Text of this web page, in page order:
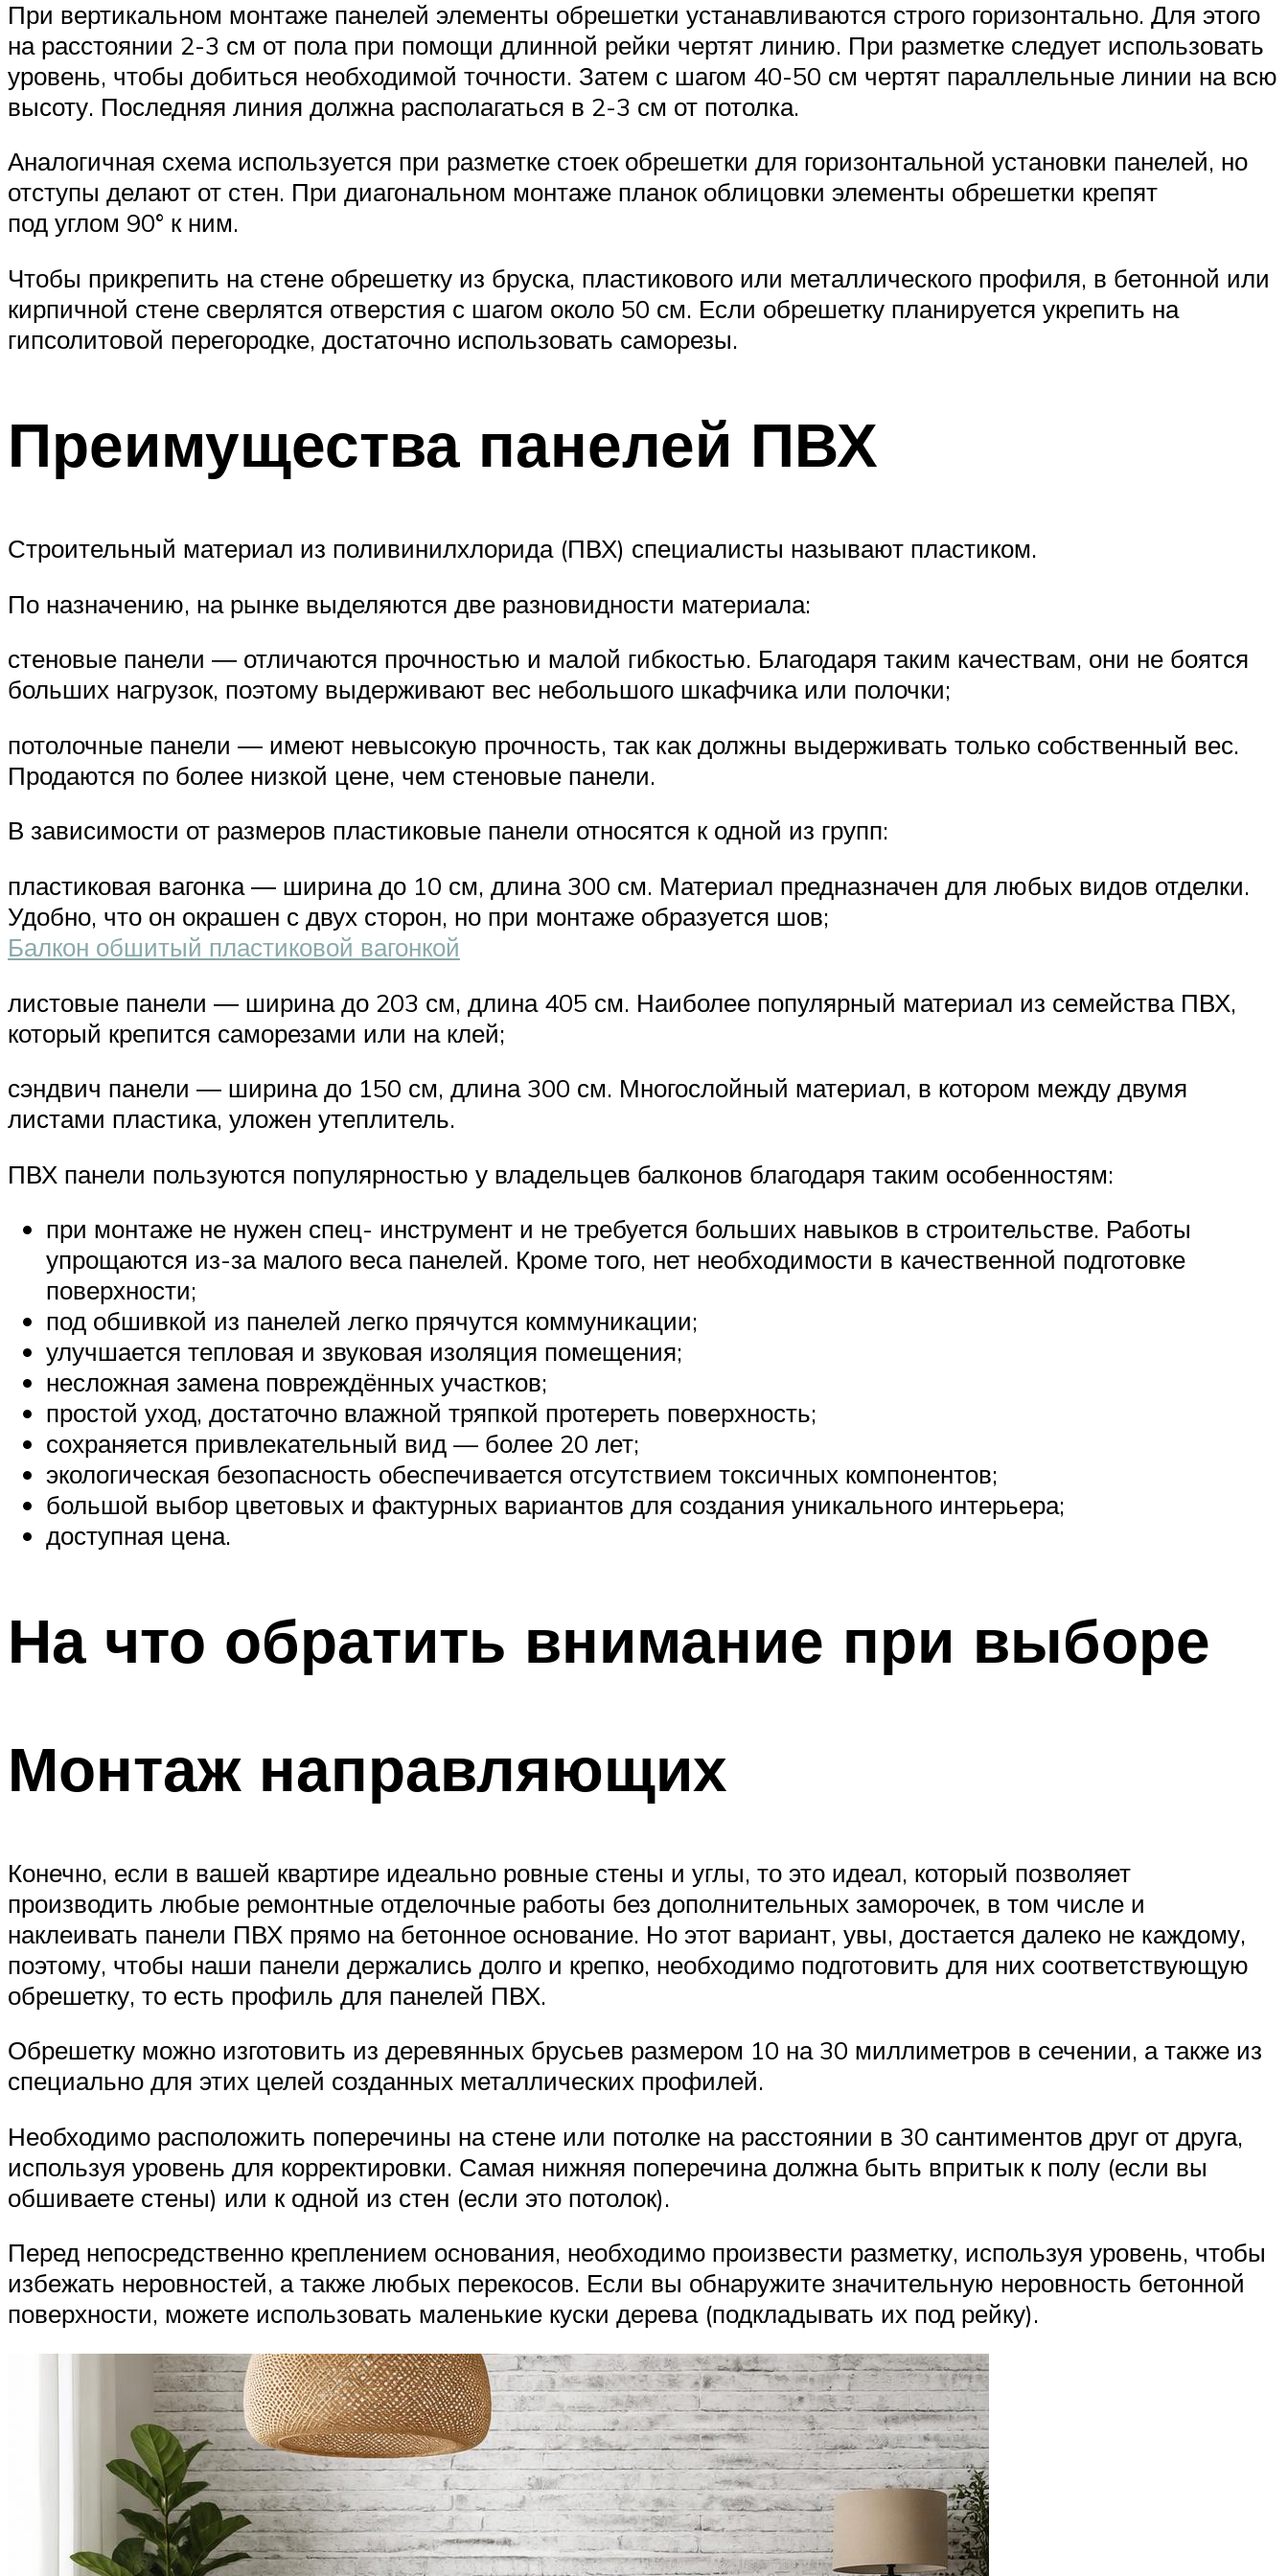
При вертикальном монтаже панелей элементы обрешетки устанавливаются строго горизонтально. Для этого
на расстоянии 2-3 см от пола при помощи длинной рейки чертят линию. При разметке следует использовать
уровень, чтобы добиться необходимой точности. Затем с шагом 40-50 см чертят параллельные линии на всю
высоту. Последняя линия должна располагаться в 2-3 см от потолка.
Аналогичная схема используется при разметке стоек обрешетки для горизонтальной установки панелей, но
отступы делают от стен. При диагональном монтаже планок облицовки элементы обрешетки крепят
под углом 90° к ним.
Чтобы прикрепить на стене обрешетку из бруска, пластикового или металлического профиля, в бетонной или
кирпичной стене сверлятся отверстия с шагом около 50 см. Если обрешетку планируется укрепить на
гипсолитовой перегородке, достаточно использовать саморезы.
Преимущества панелей ПВХ
Строительный материал из поливинилхлорида (ПВХ) специалисты называют пластиком.
По назначению, на рынке выделяются две разновидности материала:
стеновые панели ― отличаются прочностью и малой гибкостью. Благодаря таким качествам, они не боятся
больших нагрузок, поэтому выдерживают вес небольшого шкафчика или полочки;
потолочные панели ― имеют невысокую прочность, так как должны выдерживать только собственный вес.
Продаются по более низкой цене, чем стеновые панели.
В зависимости от размеров пластиковые панели относятся к одной из групп:
пластиковая вагонка ― ширина до 10 см, длина 300 см. Материал предназначен для любых видов отделки.
Удобно, что он окрашен с двух сторон, но при монтаже образуется шов;
Балкон обшитый пластиковой вагонкой
листовые панели ― ширина до 203 см, длина 405 см. Наиболее популярный материал из семейства ПВХ,
который крепится саморезами или на клей;
сэндвич панели ― ширина до 150 см, длина 300 см. Многослойный материал, в котором между двумя
листами пластика, уложен утеплитель.
ПВХ панели пользуются популярностью у владельцев балконов благодаря таким особенностям:
при монтаже не нужен спец- инструмент и не требуется больших навыков в строительстве. Работы
упрощаются из-за малого веса панелей. Кроме того, нет необходимости в качественной подготовке
поверхности;
под обшивкой из панелей легко прячутся коммуникации;
улучшается тепловая и звуковая изоляция помещения;
несложная замена повреждённых участков;
простой уход, достаточно влажной тряпкой протереть поверхность;
сохраняется привлекательный вид — более 20 лет;
экологическая безопасность обеспечивается отсутствием токсичных компонентов;
большой выбор цветовых и фактурных вариантов для создания уникального интерьера;
доступная цена.
На что обратить внимание при выборе
Монтаж направляющих
Конечно, если в вашей квартире идеально ровные стены и углы, то это идеал, который позволяет
производить любые ремонтные отделочные работы без дополнительных заморочек, в том числе и
наклеивать панели ПВХ прямо на бетонное основание. Но этот вариант, увы, достается далеко не каждому,
поэтому, чтобы наши панели держались долго и крепко, необходимо подготовить для них соответствующую
обрешетку, то есть профиль для панелей ПВХ.
Обрешетку можно изготовить из деревянных брусьев размером 10 на 30 миллиметров в сечении, а также из
специально для этих целей созданных металлических профилей.
Необходимо расположить поперечины на стене или потолке на расстоянии в 30 сантиментов друг от друга,
используя уровень для корректировки. Самая нижняя поперечина должна быть впритык к полу (если вы
обшиваете стены) или к одной из стен (если это потолок).
Перед непосредственно креплением основания, необходимо произвести разметку, используя уровень, чтобы
избежать неровностей, а также любых перекосов. Если вы обнаружите значительную неровность бетонной
поверхности, можете использовать маленькие куски дерева (подкладывать их под рейку).